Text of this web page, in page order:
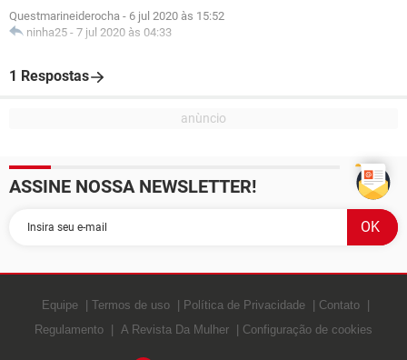
Questmarineiderocha - 6 jul 2020 às 15:52
ninha25 - 7 jul 2020 às 04:33
1 Respostas
ASSINE NOSSA NEWSLETTER!
Equipe Termos de uso Política de Privacidade
Contato
Regulamento
A Revista Da Mulher Configuração de cookies